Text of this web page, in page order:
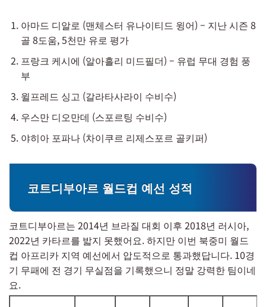
아마드 디알로 (맨체스터 유나이티드 윙어) – 지난 시즌 8
골 8도움, 5천만 유로 평가
프랑크 케시에 (알아흘리 미드필더) – 유럽 무대 경험 풍
부
윌프레드 싱고 (갈라타사라이 수비수)
우스만 디오만데 (스포르팅 수비수)
야히아 포파나 (차이쿠르 리제스포르 골키퍼)
코트디부아르 월드컵 예선 성적
코트디부아르는 2014년 브라질 대회 이후 2018년 러시아,
2022년 카타르를 밟지 못했어요. 하지만 이번 북중미 월드
컵 아프리카 지역 예선에서 압도적으로 통과했답니다. 10경
기 무패에 전 경기 무실점을 기록했으니 정말 강력한 팀이네
요.